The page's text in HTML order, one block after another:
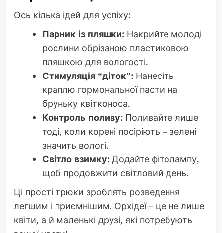
Ось кілька ідей для успіху:
Парник із пляшки:Накрийте молоді
рослини обрізаною пластиковою
пляшкою для вологості.
Стимуляція “діток”:Нанесіть
краплю гормональної пасти на
бруньку квітконоса.
Контроль поливу:Поливайте лише
тоді, коли корені посіріють – зелені
значить вологі.
Світло взимку:Додайте фітолампу,
щоб продовжити світловий день.
Ці прості трюки зроблять розведення
легшим і приємнішим. Орхідеї – це не лише
квіти, а й маленькі друзі, які потребують